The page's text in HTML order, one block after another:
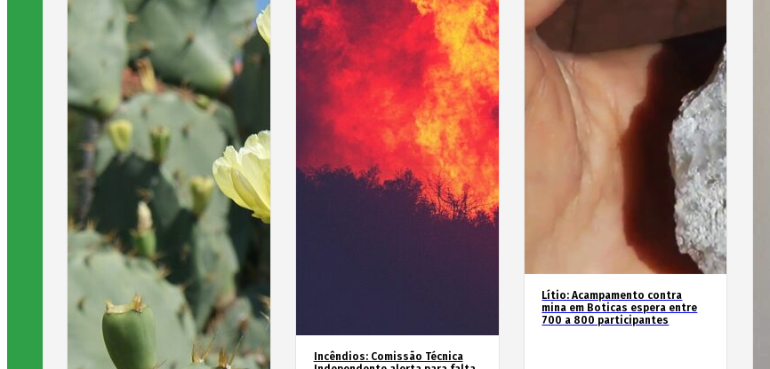
Incêndios: Comissão Técnica
Lítio: Acampamento contra
mina em Boticas espera entre
700 a 800 participantes